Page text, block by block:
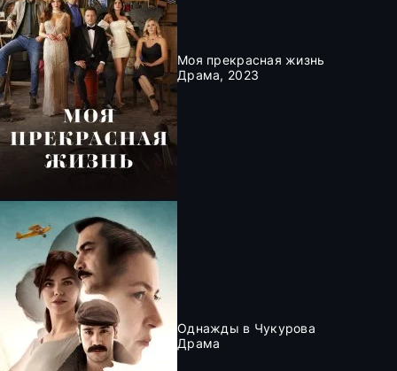
Моя прекрасная жизнь
Драма, 2023
Однажды в Чукурова
Драма